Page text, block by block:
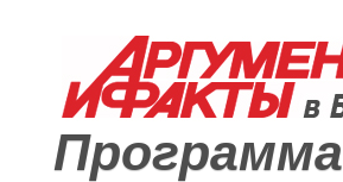
Программа